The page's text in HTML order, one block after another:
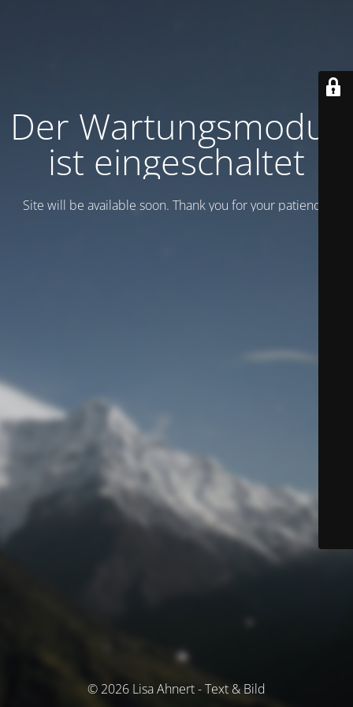
Der Wartungsmodus
ist eingeschaltet
Site will be available soon. Thank you for your patience!
© 2026 Lisa Ahnert - Text & Bild